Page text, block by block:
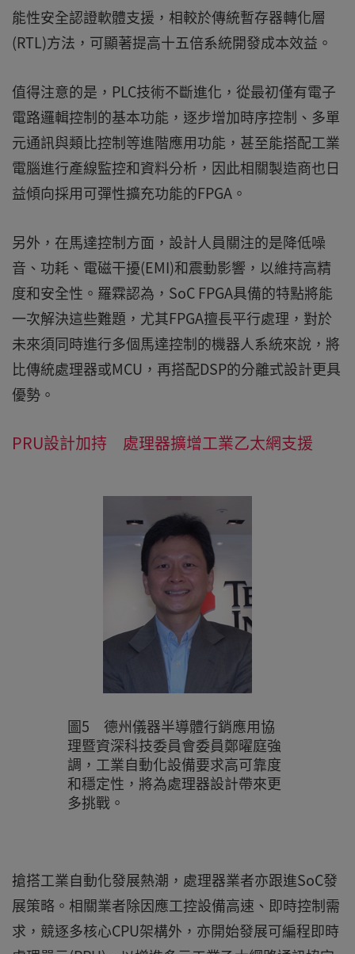
能性安全認證軟體支援，相較於傳統暫存器轉化層
(RTL)方法，可顯著提高十五倍系統開發成本效益。
值得注意的是，PLC技術不斷進化，從最初僅有電子
電路邏輯控制的基本功能，逐步增加時序控制、多單
元通訊與類比控制等進階應用功能，甚至能搭配工業
電腦進行產線監控和資料分析，因此相關製造商也日
益傾向採用可彈性擴充功能的FPGA。
另外，在馬達控制方面，設計人員關注的是降低噪
音、功耗、電磁干擾(EMI)和震動影響，以維持高精
度和安全性。羅霖認為，SoC FPGA具備的特點將能
一次解決這些難題，尤其FPGA擅長平行處理，對於
未來須同時進行多個馬達控制的機器人系統來說，將
比傳統處理器或MCU，再搭配DSP的分離式設計更具
優勢。
PRU設計加持 處理器擴增工業乙太網支援
圖5 德州儀器半導體行銷應用協
理暨資深科技委員會委員鄭曜庭強
調，工業自動化設備要求高可靠度
和穩定性，將為處理器設計帶來更
多挑戰。
搶搭工業自動化發展熱潮，處理器業者亦跟進SoC發
展策略。相關業者除因應工控設備高速、即時控制需
求，競逐多核心CPU架構外，亦開始發展可編程即時